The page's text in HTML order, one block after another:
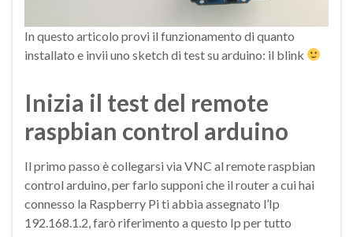
In questo articolo provi il funzionamento di quanto
installato e invii uno sketch di test su arduino: il blink
Inizia il test del remote
raspbian control arduino
Il primo passo è collegarsi via VNC al remote raspbian
control arduino, per farlo supponi che il router a cui hai
connesso la Raspberry Pi ti abbia assegnato l’Ip
192.168.1.2, farò riferimento a questo Ip per tutto